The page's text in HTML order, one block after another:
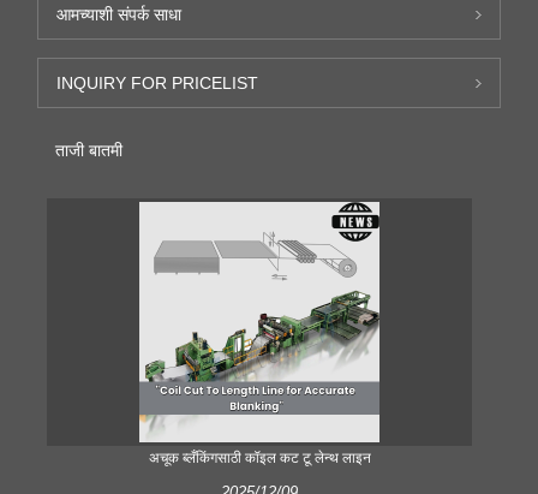
आमच्याशी संपर्क साधा
INQUIRY FOR PRICELIST
ताजी बातमी
अचूक ब्लँकिंगसाठी कॉइल कट टू लेन्थ लाइन